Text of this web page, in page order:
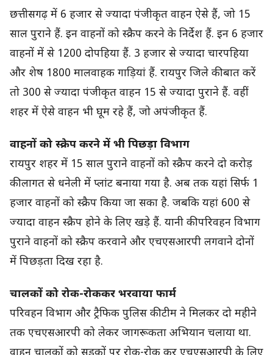
छत्तीसगढ़ में 6 हजार से ज्यादा पंजीकृत वाहन ऐसे हैं, जो 15
साल पुराने हैं. इन वाहनों को स्क्रैप करने के निर्देश हैं. इन 6 हजार
वाहनों में से 1200 दोपहिया हैं. 3 हजार से ज्यादा चारपहिया
और शेष 1800 मालवाहक गाड़ियां हैं. रायपुर जिले की बात करें
तो 300 से ज्यादा पंजीकृत वाहन 15 से ज्यादा पुराने हैं. वहीं
शहर में ऐसे वाहन भी घूम रहे हैं, जो अपंजीकृत हैं.
वाहनों को स्क्रेप करने में भी पिछड़ा विभाग
रायपुर शहर में 15 साल पुराने वाहनों को स्क्रैप करने दो करोड़
की लागत से धनेली में प्लांट बनाया गया है. अब तक यहां सिर्फ 1
हजार वाहनों को स्क्रैप किया जा सका है. जबकि यहां 600 से
ज्यादा वाहन स्क्रैप होने के लिए खड़े हैं. यानी की परिवहन विभाग
पुराने वाहनों को स्क्रैप करवाने और एचएसआरपी लगवाने दोनों
में पिछड़ता दिख रहा है.
चालकों को रोक-रोककर भरवाया फार्म
परिवहन विभाग और ट्रैफिक पुलिस की टीम ने मिलकर दो महीने
तक एचएसआरपी को लेकर जागरूकता अभियान चलाया था.